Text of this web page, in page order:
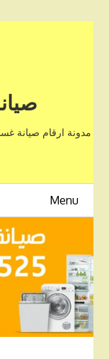
مدونة ارقام صيانة
Menu